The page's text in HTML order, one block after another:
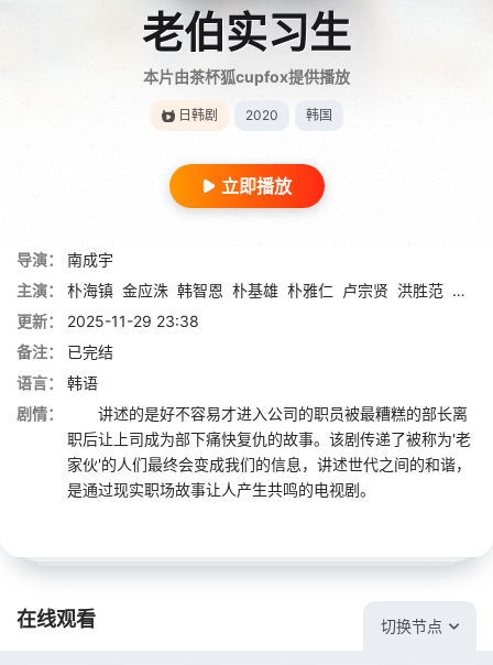
老伯实习生
本片由茶杯狐cupfox提供播放
日韩剧 2020 韩国
立即播放
导演：
南成宇
主演：
朴海镇 金应洙 韩智恩 朴基雄 朴雅仁 卢宗贤 洪胜范 金善
更新：
2025-11-29 23:38
备注：
已完结
语言：
韩语
剧情：
讲述的是好不容易才进入公司的职员被最糟糕的部长离
职后让上司成为部下痛快复仇的故事。该剧传递了被称为'老
家伙'的人们最终会变成我们的信息，讲述世代之间的和谐，
是通过现实职场故事让人产生共鸣的电视剧。
在线观看 切换节点